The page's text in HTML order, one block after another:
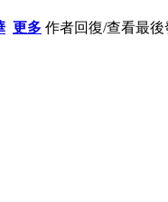
更多 作者回復/查看最後